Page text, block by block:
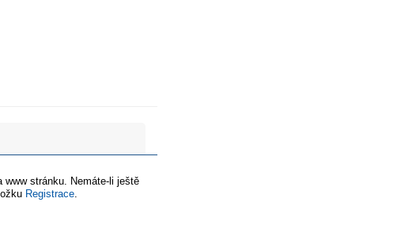
www stránku. Nemáte-li ještě
Registrace